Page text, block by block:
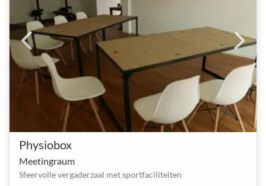
Physiobox
Meetingraum
Sfeervolle vergaderzaal met sportfaciliteiten